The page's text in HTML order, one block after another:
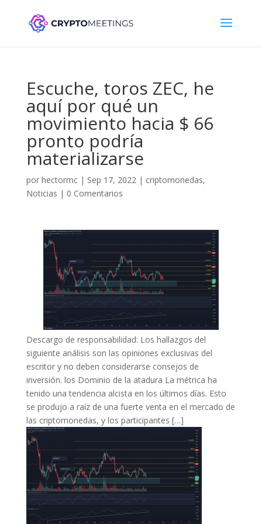
Escuche, toros ZEC, he
aquí por qué un
movimiento hacia $ 66
pronto podría
materializarse
por hectormc| Sep 17, 2022| criptomonedas,
Noticias | 0 Comentarios
Descargo de responsabilidad: Los hallazgos del
siguiente análisis son las opiniones exclusivas del
escritor y no deben considerarse consejos de
inversión. los Dominio de la atadura La métrica ha
tenido una tendencia alcista en los últimos días. Esto
se produjo a raíz de una fuerte venta en el mercado de
las criptomonedas, y los participantes […]